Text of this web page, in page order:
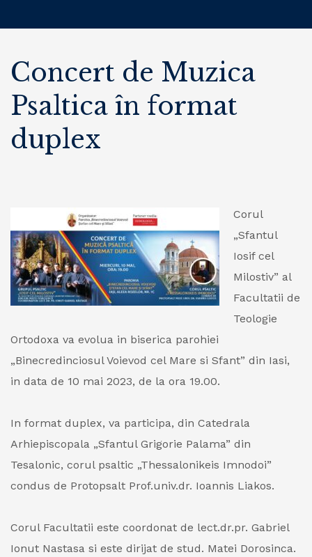
Concert de Muzica
Psaltica în format
duplex
Corul
„Sfantul
Iosif cel
Milostiv” al
Facultatii de
Teologie
Ortodoxa va evolua in biserica parohiei
„Binecredinciosul Voievod cel Mare si Sfant” din Iasi,
in data de 10 mai 2023, de la ora 19.00.
In format duplex, va participa, din Catedrala
Arhiepiscopala „Sfantul Grigorie Palama” din
Tesalonic, corul psaltic „Thessalonikeis Imnodoi”
condus de Protopsalt Prof.univ.dr. Ioannis Liakos.
Corul Facultatii este coordonat de lect.dr.pr. Gabriel
Ionut Nastasa si este dirijat de stud. Matei Dorosinca.